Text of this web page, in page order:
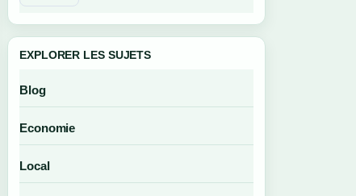
EXPLORER LES SUJETS
Blog
Economie
Local